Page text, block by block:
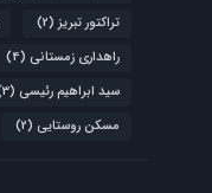
تراکتور تبریز (2)
راهداری زمستانی (4)
سید ابراهیم رئیسی (3)
مسکن روستایی (2)